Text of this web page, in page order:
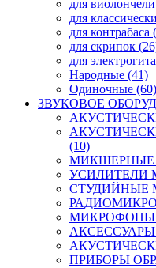
для
для
для контрабаса
для скрипок
для
Народные (41)
Одиночные (60)
ЗВУКОВОЕ
(10)
МИКШЕРНЫЕ
УСИЛИТЕЛИ
СТУДИЙНЫЕ
МИКРОФОНЫ
ПРИБОРЫ